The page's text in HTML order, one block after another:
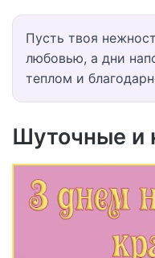
Пусть твоя
любовью, а дни
теплом и
Шуточные и